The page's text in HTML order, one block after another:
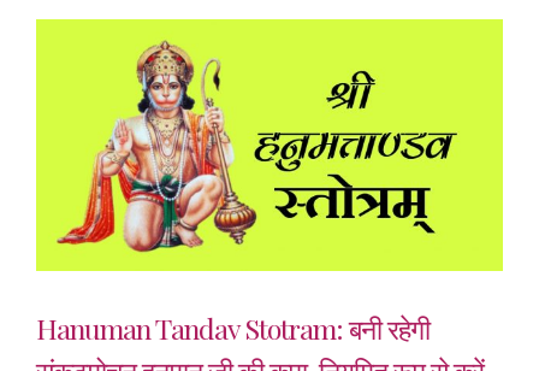
Hanuman Tandav Stotram: बनी रहेगी